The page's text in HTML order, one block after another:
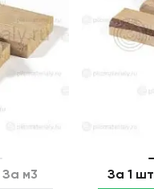
За м3 За 1 шт